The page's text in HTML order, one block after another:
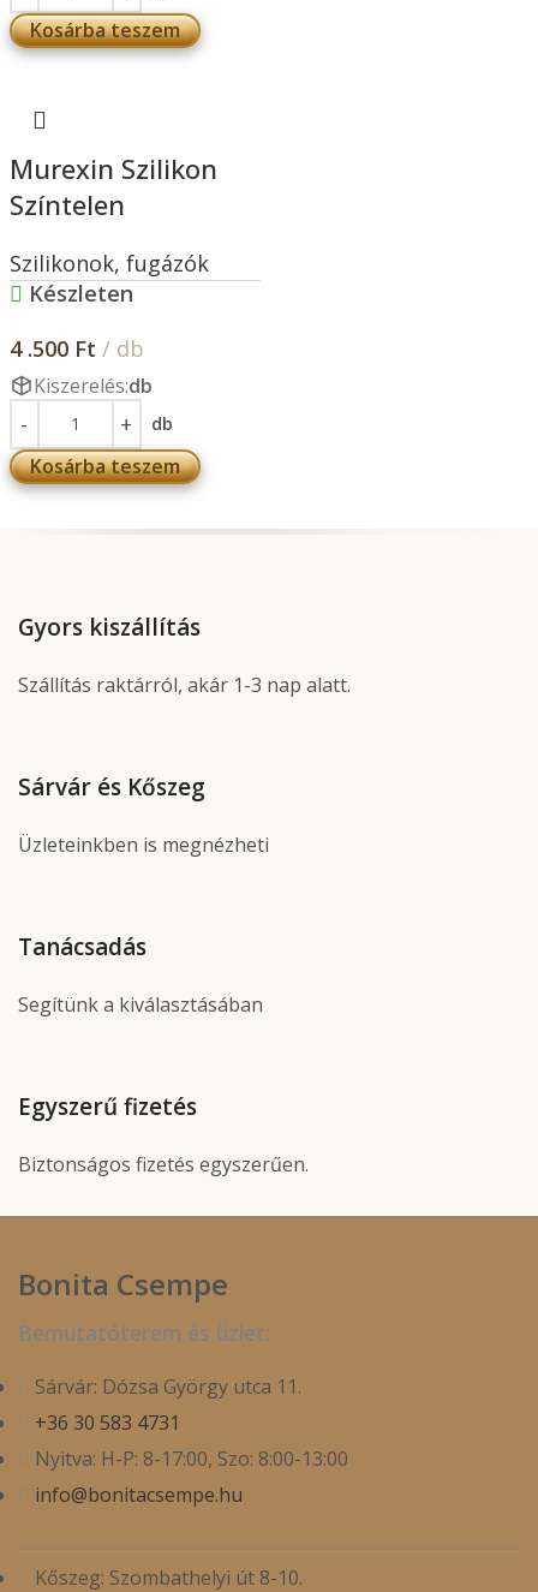
Kosárba teszem
Murexin Szilikon
Színtelen
Szilikonok, fugázók
Készleten
4 .500 Ft / db
Kiszerelés:db
db
Kosárba teszem
Gyors kiszállítás
Szállítás raktárról, akár 1-3 nap alatt.
Sárvár és Kőszeg
Üzleteinkben is megnézheti
Tanácsadás
Segítünk a kiválasztásában
Egyszerű fizetés
Biztonságos fizetés egyszerűen.
Bonita Csempe
Bemutatóterem és üzlet:
Sárvár: Dózsa György utca 11.
+36 30 583 4731
Nyitva: H-P: 8-17:00, Szo: 8:00-13:00
info@bonitacsempe.hu
Kőszeg: Szombathelyi út 8-10.